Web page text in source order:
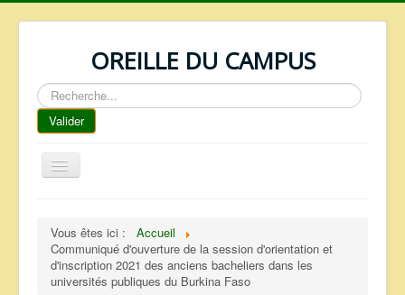
OREILLE DU CAMPUS
Rechercher
Valider
Basculer
la
REPERTOIRE
QUI SOMMES NOUS ?
Vous êtes ici :
Accueil
Communiqué d'ouverture de la session d'orientation et
d'inscription 2021 des anciens bacheliers dans les
universités publiques du Burkina Faso